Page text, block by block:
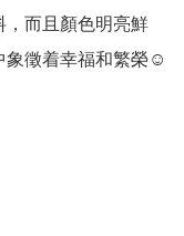
，而且顏色明亮鮮
象徵着幸福和繁榮☺️